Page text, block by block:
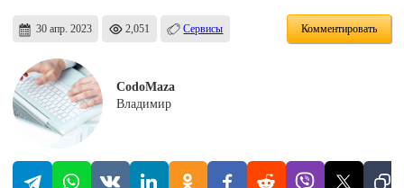
30 апр. 2023 2,051 Сервисы Комментировать
CodoMaza
Владимир